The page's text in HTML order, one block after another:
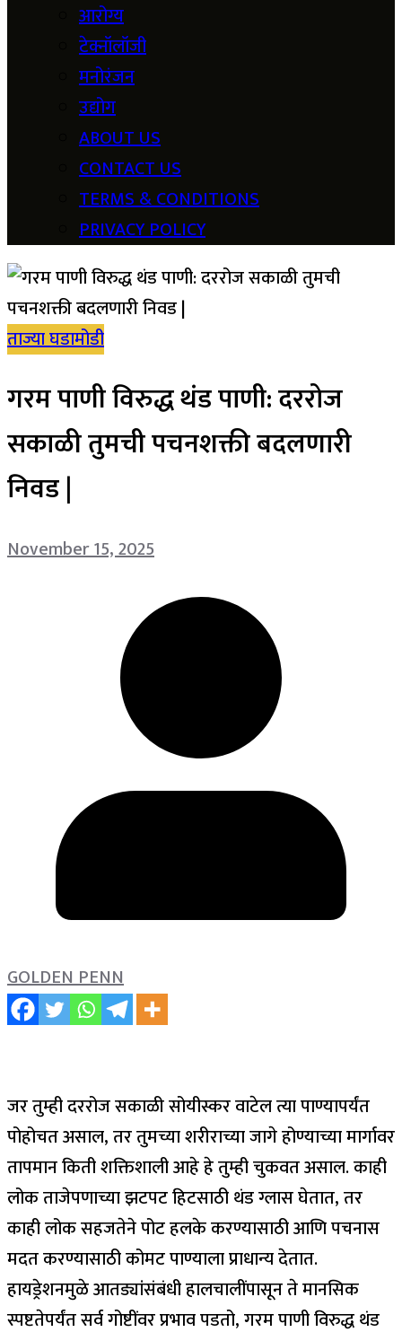
आरोग्य
टेक्नॉलॉजी
मनोरंजन
उद्योग
ABOUT US
CONTACT US
TERMS & CONDITIONS
PRIVACY POLICY
ताज्या घडामोडी
गरम पाणी विरुद्ध थंड पाणी: दररोज
सकाळी तुमची पचनशक्ती बदलणारी
निवड |
November 15, 2025
GOLDEN PENN
जर तुम्ही दररोज सकाळी सोयीस्कर वाटेल त्या पाण्यापर्यंत
पोहोचत असाल, तर तुमच्या शरीराच्या जागे होण्याच्या मार्गावर
तापमान किती शक्तिशाली आहे हे तुम्ही चुकवत असाल. काही
लोक ताजेपणाच्या झटपट हिटसाठी थंड ग्लास घेतात, तर
काही लोक सहजतेने पोट हलके करण्यासाठी आणि पचनास
मदत करण्यासाठी कोमट पाण्याला प्राधान्य देतात.
हायड्रेशनमुळे आतड्यांसंबंधी हालचालींपासून ते मानसिक
स्पष्टतेपर्यंत सर्व गोष्टींवर प्रभाव पडतो, गरम पाणी विरुद्ध थंड